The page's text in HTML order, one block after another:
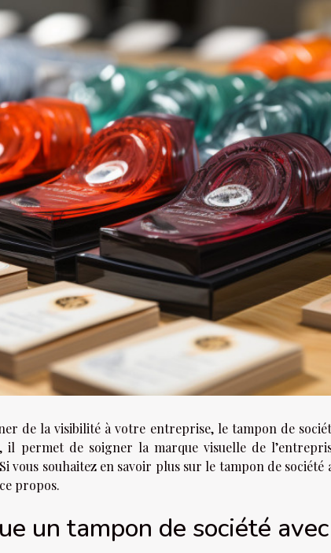
de la visibilité à votre entreprise, le tampon de
il permet de soigner la marque visuelle de
vous souhaitez en savoir plus sur le tampon de
propos.
un tampon de société